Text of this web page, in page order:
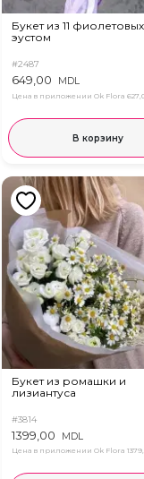
Букет из 11 фиолетовых
эустом
#2487
649,00 MDL
Цена в приложении Ok Flora
В корзину
Букет из ромашки и
лизиантуса
#3814
1399,00 MDL
Цена в приложении Ok Flora